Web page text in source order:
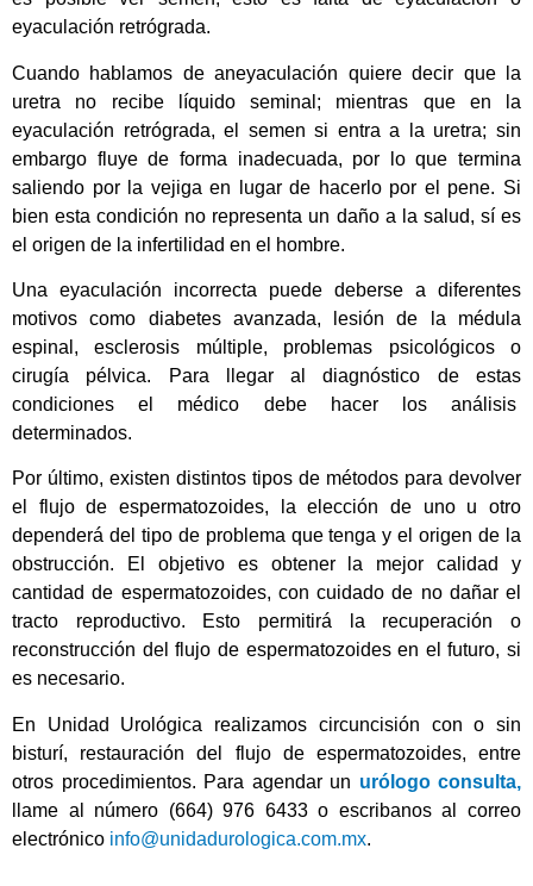
eyaculación retrógrada.
Cuando hablamos de aneyaculación quiere decir que la
uretra no recibe líquido seminal; mientras que en la
eyaculación retrógrada, el semen si entra a la uretra; sin
embargo fluye de forma inadecuada, por lo que termina
saliendo por la vejiga en lugar de hacerlo por el pene. Si
bien esta condición no representa un daño a la salud, sí es
el origen de la infertilidad en el hombre.
Una eyaculación incorrecta puede deberse a diferentes
motivos como diabetes avanzada, lesión de la médula
espinal, esclerosis múltiple, problemas psicológicos o
cirugía pélvica. Para llegar al diagnóstico de estas
condiciones el médico debe hacer los análisis
determinados.
Por último, existen distintos tipos de métodos para devolver
el flujo de espermatozoides, la elección de uno u otro
dependerá del tipo de problema que tenga y el origen de la
obstrucción. El objetivo es obtener la mejor calidad y
cantidad de espermatozoides, con cuidado de no dañar el
tracto reproductivo. Esto permitirá la recuperación o
reconstrucción del flujo de espermatozoides en el futuro, si
es necesario.
En Unidad Urológica realizamos circuncisión con o sin
bisturí, restauración del flujo de espermatozoides, entre
otros procedimientos. Para agendar un urólogo consulta,
llame al número (664) 976 6433 o escribanos al correo
electrónico info@unidadurologica.com.mx.